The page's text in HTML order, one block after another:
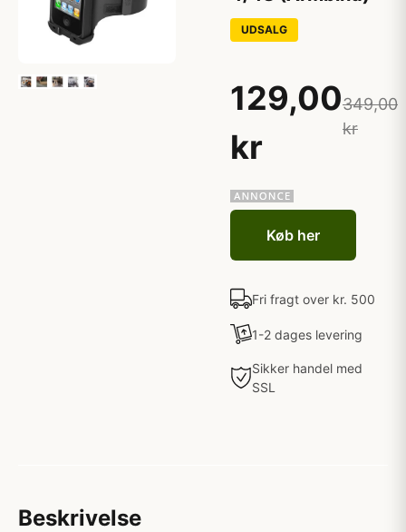
UDSALG
129,00
kr
349,00
kr
Køb her
Fri fragt over kr. 500
1-2 dages levering
Sikker handel med
SSL
Beskrivelse